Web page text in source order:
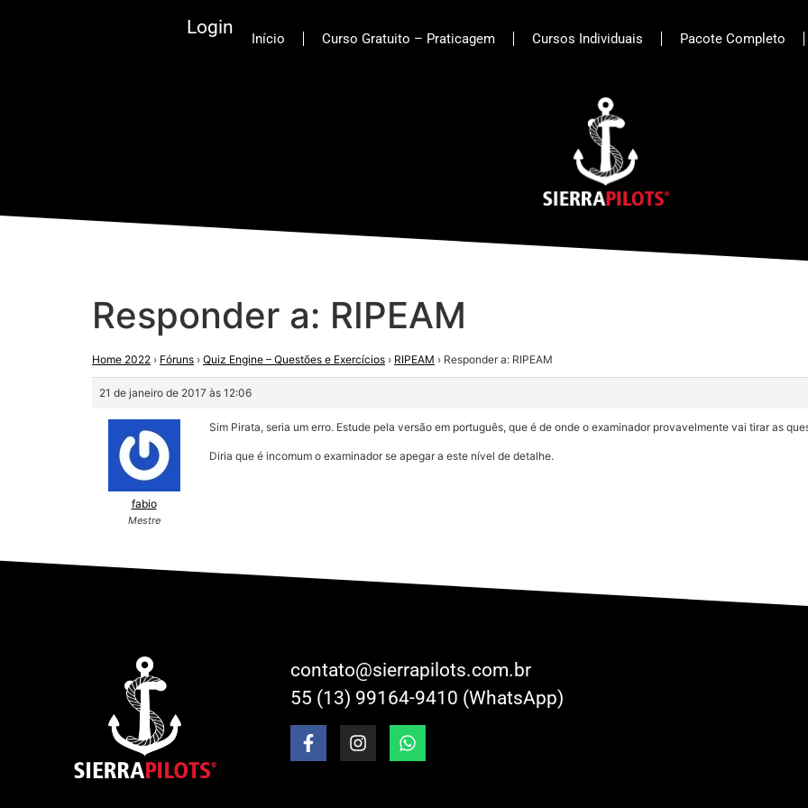
Início Curso Gratuito – Praticagem Cursos Individuais Pacote Completo
Login
Responder a: RIPEAM
Home 2022 › Fóruns › Quiz Engine – Questões e Exercícios › RIPEAM › Responder a: RIPEAM
21 de janeiro de 2017 às 12:06
fabio
Mestre
Sim Pirata, seria um erro. Estude pela versão em português, que é de onde o examinador provavelmente vai tirar as
Diria que é incomum o examinador se apegar a este nível de detalhe.
contato@sierrapilots.com.br
55 (13) 99164-9410 (WhatsApp)